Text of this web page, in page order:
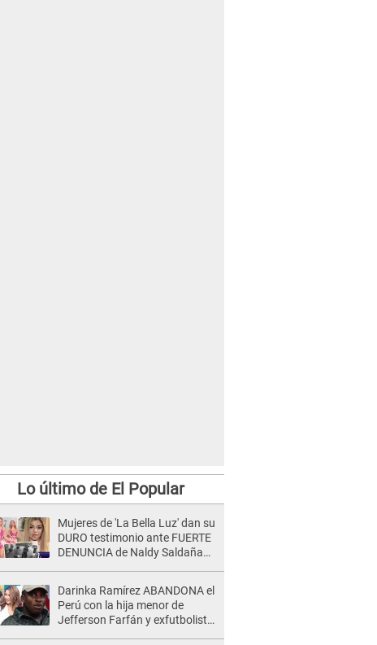
Lo último de El Popular
Mujeres de 'La Bella Luz' dan su
DURO testimonio ante FUERTE
DENUNCIA de Naldy Saldaña
Darinka Ramírez ABANDONA el
Perú con la hija menor de
Jefferson Farfán y exfutbolista